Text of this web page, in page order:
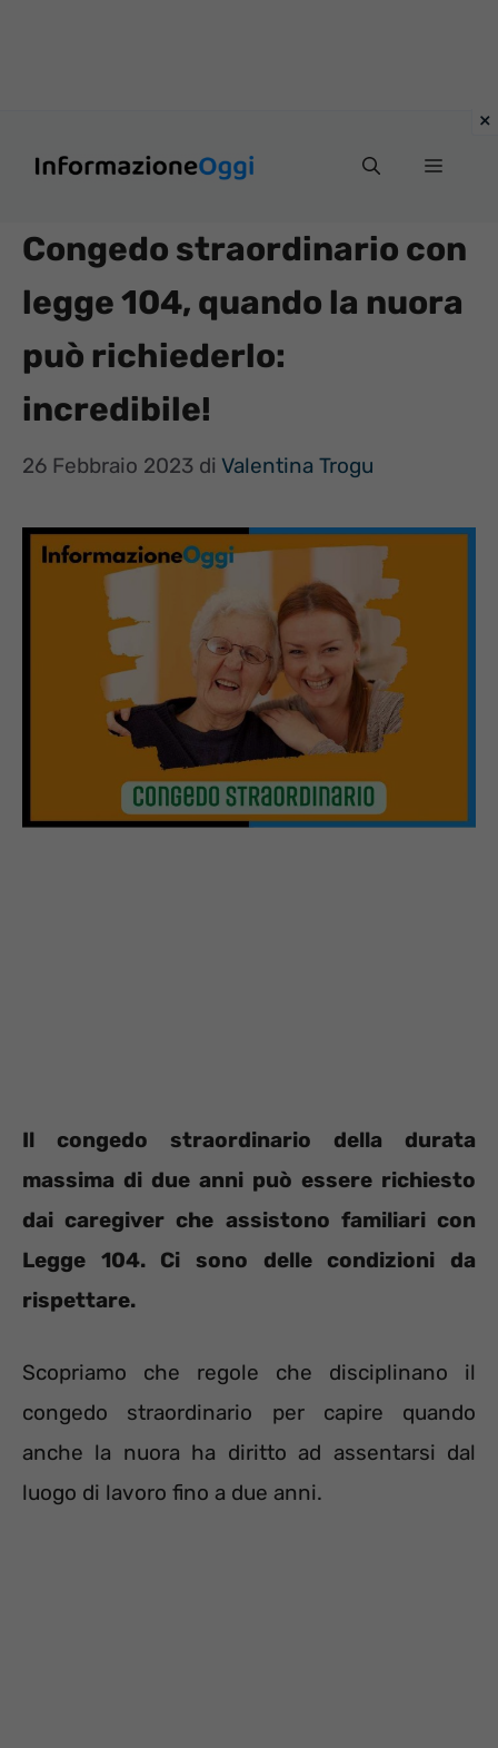
Menu
Congedo straordinario con
legge 104, quando la nuora
può richiederlo:
incredibile!
26 Febbraio 2023 di Valentina Trogu
Il congedo straordinario della durata
massima di due anni può essere richiesto
dai caregiver che assistono familiari con
Legge 104. Ci sono delle condizioni da
rispettare.
Scopriamo che regole che disciplinano il
congedo straordinario per capire quando
anche la nuora ha diritto ad assentarsi dal
luogo di lavoro fino a due anni.